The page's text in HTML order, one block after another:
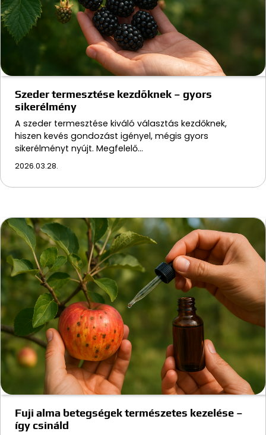
Szeder termesztése kezdőknek – gyors
sikerélmény
A szeder termesztése kiváló választás kezdőknek,
hiszen kevés gondozást igényel, mégis gyors
sikerélményt nyújt. Megfelelő…
2026.03.28.
Fuji alma betegségek természetes kezelése –
így csináld